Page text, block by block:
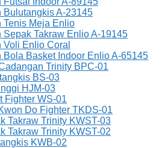
Bulutangkis A-23145
Tenis Meja Enlio
Sepak Takraw Enlio A-19145
Voli Enlio Coral
Bola Basket Indoor Enlio A-65145
Trinity BPC-01
BS-03
HJM-03
Fighter WS-01
Do Fighter TKDS-01
Takraw Trinity KWST-03
Takraw Trinity KWST-02
KWB-02